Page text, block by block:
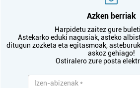
Azken berriak
Harpidetu zaitez gure
Astekarko eduki nagusiak, asteko
ditugun zozketa eta egitasmoak,
askoz gehiago!
Ostiralero zure posta